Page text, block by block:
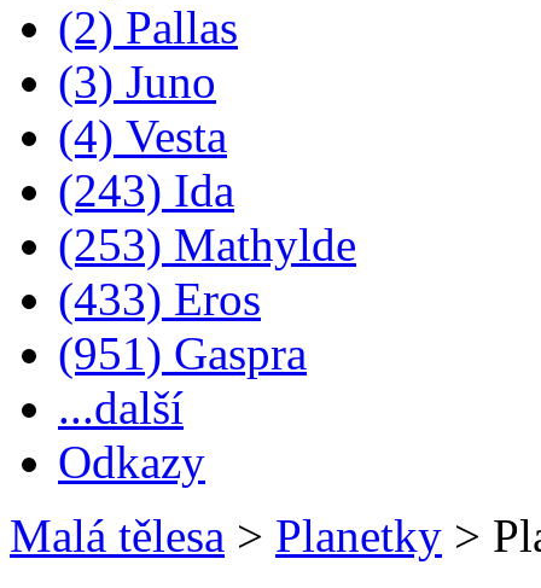
(2) Pallas
(3) Juno
(4) Vesta
(243) Ida
(253) Mathylde
(433) Eros
(951) Gaspra
...další
Odkazy
Malá tělesa > Planetky >